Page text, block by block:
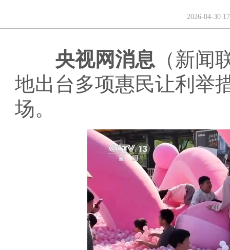
2026-04-30
央视网消息 （新闻
地出台多项惠民让利举
场。